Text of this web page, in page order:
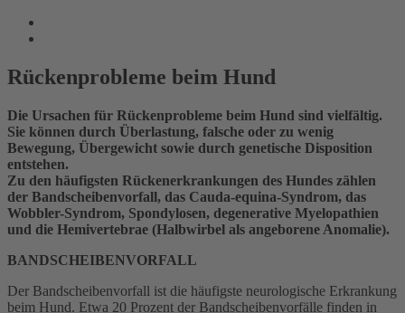
Rückenprobleme beim Hund
Die Ursachen für Rückenprobleme beim Hund sind vielfältig.
Sie können durch Überlastung, falsche oder zu wenig
Bewegung, Übergewicht sowie durch genetische Disposition
entstehen.
Zu den häufigsten Rückenerkrankungen des Hundes zählen
der Bandscheibenvorfall, das Cauda-equina-Syndrom, das
Wobbler-Syndrom, Spondylosen, degenerative Myelopathien
und die Hemivertebrae (Halbwirbel als angeborene Anomalie).
BANDSCHEIBENVORFALL
Der Bandscheibenvorfall ist die häufigste neurologische Erkrankung
beim Hund. Etwa 20 Prozent der Bandscheibenvorfälle finden in